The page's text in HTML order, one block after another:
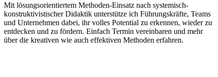
Mit lösungsorientiertem Methoden-Einsatz nach systemisch-
konstruktivistischer Didaktik unterstütze ich Führungskräfte, Teams
und Unternehmen dabei, ihr volles Potential zu erkennen, wieder zu
entdecken und zu fördern. Einfach Termin vereinbaren und mehr
über die kreativen wie auch effektiven Methoden erfahren.